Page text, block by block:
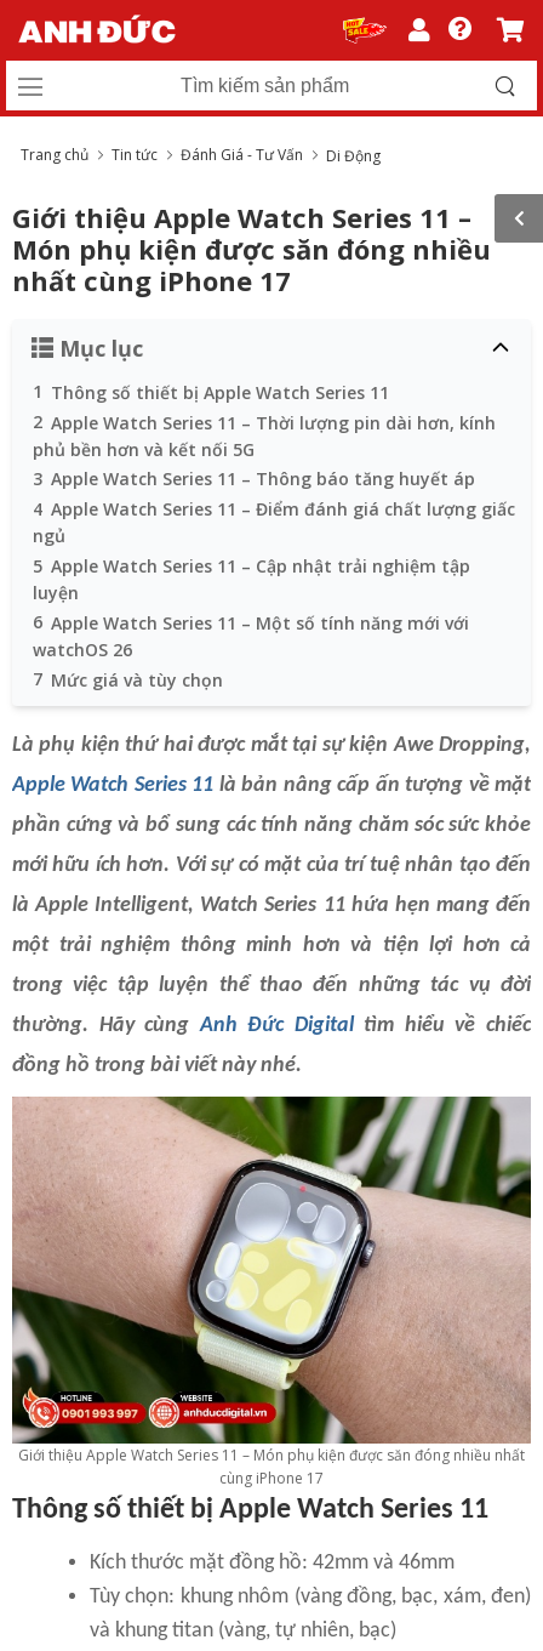
Trang chủ Tin tức Đánh Giá - Tư Vấn Di Động
Giới thiệu Apple Watch Series 11 –
Món phụ kiện được săn đóng nhiều
nhất cùng iPhone 17
Mục lục
1 Thông số thiết bị Apple Watch Series 11
2 Apple Watch Series 11 – Thời lượng pin dài hơn, kính
phủ bền hơn và kết nối 5G
3 Apple Watch Series 11 – Thông báo tăng huyết áp
4 Apple Watch Series 11 – Điểm đánh giá chất lượng giấc
ngủ
5 Apple Watch Series 11 – Cập nhật trải nghiệm tập
luyện
6 Apple Watch Series 11 – Một số tính năng mới với
watchOS 26
7 Mức giá và tùy chọn
Là phụ kiện thứ hai được mắt tại sự kiện Awe Dropping,
Apple Watch Series 11 là bản nâng cấp ấn tượng về mặt
phần cứng và bổ sung các tính năng chăm sóc sức khỏe
mới hữu ích hơn. Với sự có mặt của trí tuệ nhân tạo đến
là Apple Intelligent, Watch Series 11 hứa hẹn mang đến
một trải nghiệm thông minh hơn và tiện lợi hơn cả
trong việc tập luyện thể thao đến những tác vụ đời
thường. Hãy cùng Anh Đức Digitaltìm hiểu về chiếc
đồng hồ trong bài viết này nhé.
Giới thiệu Apple Watch Series 11 – Món phụ kiện được săn đóng nhiều nhất
cùng iPhone 17
Thông số thiết bị Apple Watch Series 11
Kích thước mặt đồng hồ: 42mm và 46mm
Tùy chọn: khung nhôm (vàng đồng, bạc, xám, đen)
và khung titan (vàng, tự nhiên, bạc)